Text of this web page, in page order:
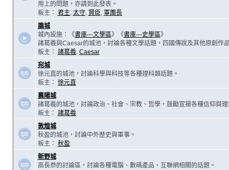
用上的問題，亦請到此發表。
板主： 君主, 太守, 賢臣, 軍團長
譙城
城內設施：《書庫---文學區》《書庫---史學區》
諸葛羲與Caesar的城池，討論各種文學話題，四國傳說及其他原創作
板主： 諸葛羲, Caesar
宛城
徐元直的城池，討論科學與科技等各種理科類話題。
板主： 徐元直
襄陽城
諸葛羲的城池，討論政治、社會、宗教、哲學，鼓勵宣揚各種信仰與理
板主： 諸葛羲
敦煌城
秋盈的城池，討論中外歷史與軍事。
板主： 秋盈
新野城
高長恭的討論區，討論各種電腦、數碼產品、互聯網相關的話題。